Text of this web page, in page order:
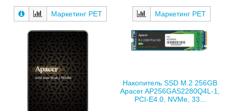
Маркетинг РЕТ Маркетинг РЕТ
Накопитель SSD M.2 256GB
Apacer AP256GAS2280Q4L-1,
PCI-E4.0, NVMe, 33...